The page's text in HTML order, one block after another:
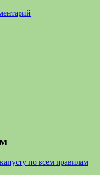
по всем правилам